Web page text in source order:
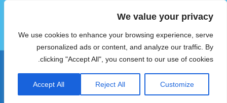
We value your privacy
We use cookies to enhance your browsing experience, serve
personalized ads or content, and analyze our traffic. By
clicking "Accept All", you consent to our use of cookies.
Customize
Reject All
Accept All
הוטצימר
תפריטים
ווידג'טים